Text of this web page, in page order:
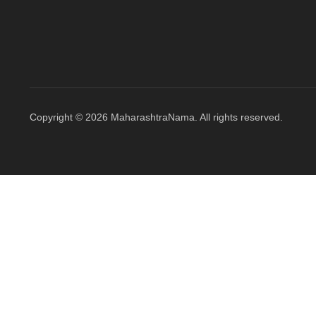
Copyright © 2026 MaharashtraNama. All rights reserved.